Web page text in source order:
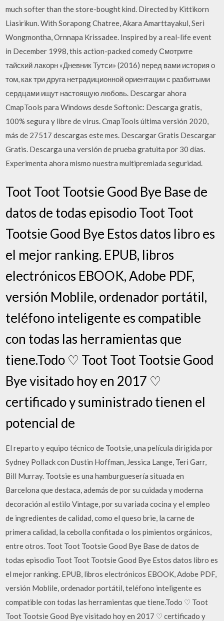
much softer than the store-bought kind. Directed by Kittikorn
Liasirikun. With Sorapong Chatree, Akara Amarttayakul, Seri
Wongmontha, Ornnapa Krissadee. Inspired by a real-life event
in December 1998, this action-packed comedy Смотрите
тайский лакорн «Дневник Тутси» (2016) перед вами история о
том, как три друга нетрадиционной ориентации с разбитыми
сердцами ищут настоящую любовь. Descargar ahora
CmapTools para Windows desde Softonic: Descarga gratis,
100% segura y libre de virus. CmapTools última versión 2020,
más de 27517 descargas este mes. Descargar Gratis Descargar
Gratis. Descarga una versión de prueba gratuita por 30 días.
Experimenta ahora mismo nuestra multipremiada seguridad.
Toot Toot Tootsie Good Bye Base de
datos de todas episodio Toot Toot
Tootsie Good Bye Estos datos libro es
el mejor ranking. EPUB, libros
electrónicos EBOOK, Adobe PDF,
versión Moblile, ordenador portátil,
teléfono inteligente es compatible
con todas las herramientas que
tiene.Todo ♡ Toot Toot Tootsie Good
Bye visitado hoy en 2017 ♡
certificado y suministrado tienen el
potencial de
El reparto y equipo técnico de Tootsie, una película dirigida por
Sydney Pollack con Dustin Hoffman, Jessica Lange, Teri Garr,
Bill Murray. Tootsie es una hamburguesería situada en
Barcelona que destaca, además de por su cuidada y moderna
decoración al estilo Vintage, por su variada cocina y el empleo
de ingredientes de calidad, como el queso brie, la carne de
primera calidad, la cebolla confitada o los pimientos orgánicos,
entre otros. Toot Toot Tootsie Good Bye Base de datos de
todas episodio Toot Toot Tootsie Good Bye Estos datos libro es
el mejor ranking. EPUB, libros electrónicos EBOOK, Adobe PDF,
versión Moblile, ordenador portátil, teléfono inteligente es
compatible con todas las herramientas que tiene.Todo ♡ Toot
Toot Tootsie Good Bye visitado hoy en 2017 ♡ certificado y